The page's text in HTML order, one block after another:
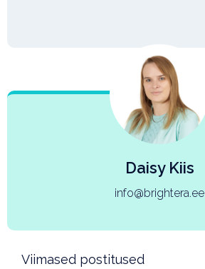
Daisy Kiis
info@brightera.ee
Viimased postitused